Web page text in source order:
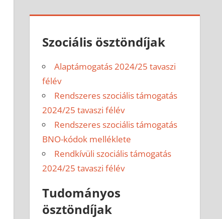
Szociális ösztöndíjak
Alaptámogatás 2024/25 tavaszi
félév
Rendszeres szociális támogatás
2024/25 tavaszi félév
Rendszeres szociális támogatás
BNO-kódok melléklete
Rendkívüli szociális támogatás
2024/25 tavaszi félév
Tudományos
ösztöndíjak